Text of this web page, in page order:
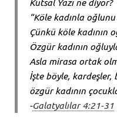
Kutsal Yazı ne diyor?
“Köle kadınla
Çünkü köle kadının
Özgür kadının
Asla mirasa ortak
İşte böyle, kardeşler,
özgür kadının
-Galatyalılar 4:21-31